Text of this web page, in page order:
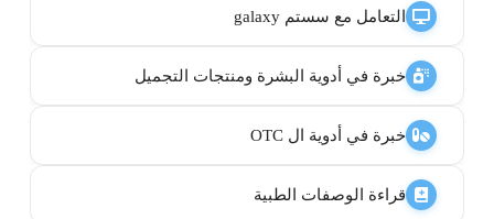
التعامل مع سستم galaxy
خبرة في أدوية البشرة ومنتجات التجميل
خبرة في أدوية ال OTC
قراءة الوصفات الطبية